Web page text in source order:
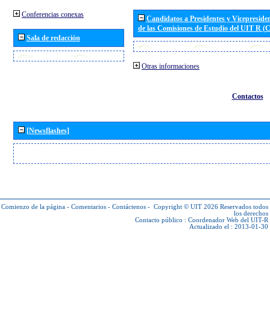
Conferencias conexas
Sala de redacción
Candidatos a Presidentes y
de las Comisiones de Estudio del UIT R
Otras informaciones
Contactos
[Newsflashes]
Comienzo de la página - Comentarios - Contáctenos - Copyright © UIT 2026 Reservados todos
los derechos
Contacto público : Coordenador Web del UIT-R
Actualizado el : 2013-01-30